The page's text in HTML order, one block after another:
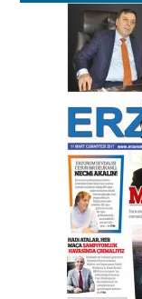
Murat
17 Şubat 2026 SalıOrhan
Bir
31 Mart
A.
BİR
28